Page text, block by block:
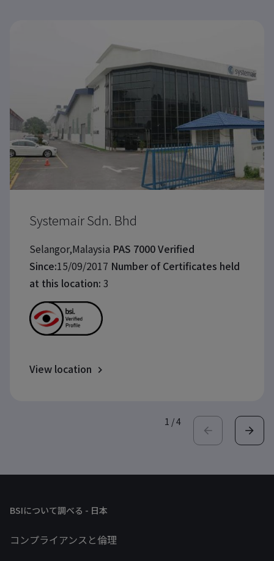
Systemair Sdn. Bhd
Selangor,Malaysia PAS 7000 Verified
Since:15/09/2017 Number of Certificates held
at this location: 3
View location
1 /4
BSIについて調べる - 日本
コンプライアンスと倫理